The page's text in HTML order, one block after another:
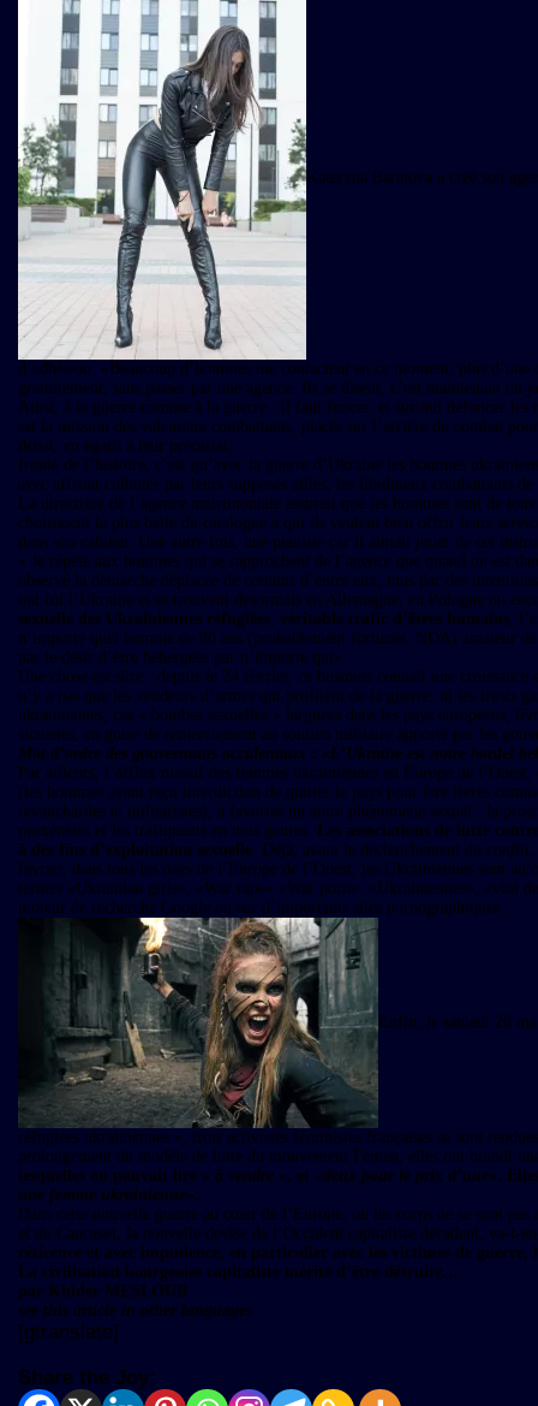
Kateryna Baratova a créé son
d’adhésion. «Beaucoup d’hommes me contactent en ce moment, plus
gratuitement, sans passer par une agence. Ils se disent, c’est maintenant ou
Ainsi, à la guerre comme à la guerre : il faut foncer, et surtout défoncer les
est la mission des valeureux combattants, placés sur l’arrière du combat
débat, eu égard à leur précariat.
Ironie de l’histoire, c’est qu’avec la guerre d’Ukraine les hommes
avec affront culbuter par leurs supposés alliés, les libidineux combattants de
La directrice de l’agence matrimoniale assurait que les hommes sont de
choisissent la plus belle du catalogue à qui ils veulent bien offrir leurs
dans son cabinet. Une autre fois, une pianiste car il aimait jouer de cet
« Je répète aux hommes qui se rapprochent de l’agence que quand on est
observé la démarche déplacée de certains d’entre eux, mus par des
ont fui l’Ukraine et se trouvent désormais en Allemagne, en Pologne ou
sexuelle des Ukrainiennes réfugiées, véritable trafic d’êtres humains,
n’importe quel homme de 80 ans (probablement fortunés, NDA) amateur
pas le désir d’être hébergées par n’importe qui».
Une chose est sûre : depuis le 24 février, ce business connaît une
n’y a pas que les vendeurs d’armes qui profitent de la guerre, ni les trusts
ukrainiennes, ces « bombes sexuelles » larguées dans les pays européens,
sionistes, en guise de remerciement au soutien militaire apporté par les
Mot d’ordre des gouvernants occidentaux : «L’Ukraine est notre bordel
Par ailleurs, l’afflux massif des femmes ukrainiennes en Europe de
(les hommes ayant reçu interdiction de quitter le pays pour être livrés
revanchardes et militaristes), a favorisé un autre phénomène sexuel : la
proxénètes et les trafiquants en tous genres.
Les associations de lutte
à des fins d’exploitation sexuelle. Déjà, avant le déclenchement du conflit,
février, dans tous les pays de l’Europe de l’Ouest, les Ukrainiennes sont
termes «Ukrainian girls», «War rape» «War porn». «Ukrainiennes», «viol
moteur de recherche Google ou sur d’importants sites pornographiques.
Enfin, le samedi 26
réfugiées ukrainiennes », trois activistes féministes françaises se sont
prolongement du modèle de lutte du mouvement Femen, elles ont brandi
lesquelles on pouvait lire « à vendre », et «deux pour le prix d’une».
une femme ukrainienne».
Dans cette nouvelle guerre au cœur de l’Europe, où les corps ne se sont
et du Caucase), la nouvelle devise de l’Occident capitaliste décadent, va-
réticence et avec impudence, en particulier avec les victimes de guerre,
La civilisation bourgeoise capitaliste mérite d’être détruite…
par Khider MESLOUB
see this article in other languages
[gtranslate]
Share the Joy: